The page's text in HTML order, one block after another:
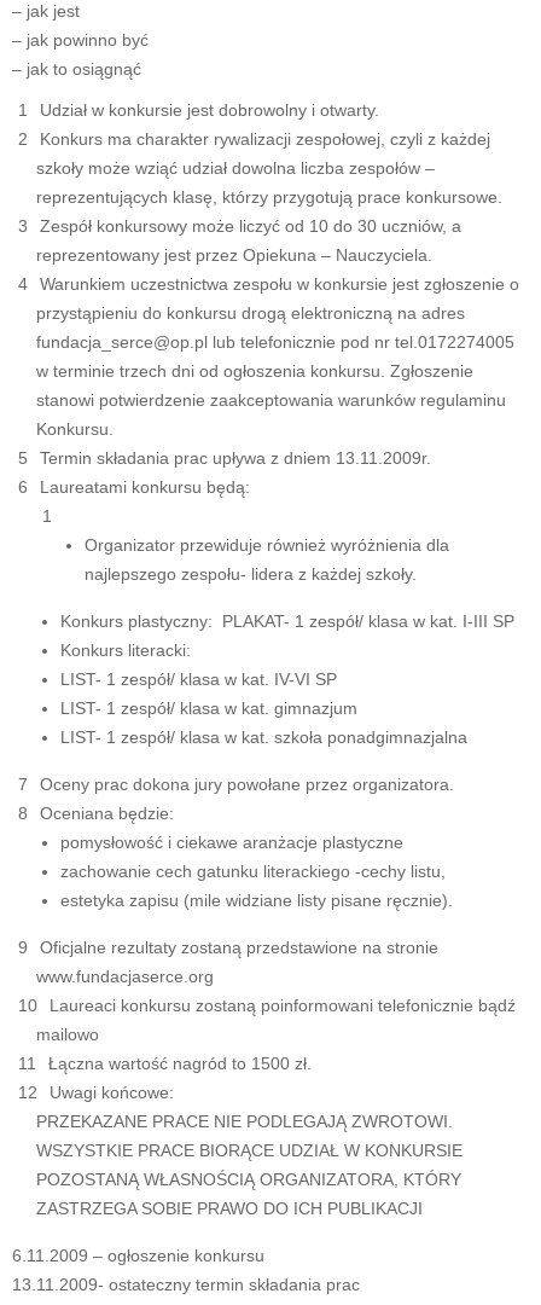
– jak jest
– jak powinno być
– jak to osiągnąć
Udział w konkursie jest dobrowolny i otwarty.
Konkurs ma charakter rywalizacji zespołowej, czyli z każdej
szkoły może wziąć udział dowolna liczba zespołów –
reprezentujących klasę, którzy przygotują prace konkursowe.
Zespół konkursowy może liczyć od 10 do 30 uczniów, a
reprezentowany jest przez Opiekuna – Nauczyciela.
Warunkiem uczestnictwa zespołu w konkursie jest zgłoszenie o
przystąpieniu do konkursu drogą elektroniczną na adres
fundacja_serce@op.pl lub telefonicznie pod nr tel.0172274005
w terminie trzech dni od ogłoszenia konkursu. Zgłoszenie
stanowi potwierdzenie zaakceptowania warunków regulaminu
Konkursu.
Termin składania prac upływa z dniem 13.11.2009r.
Laureatami konkursu będą:
Organizator przewiduje również wyróżnienia dla
najlepszego zespołu- lidera z każdej szkoły.
Konkurs plastyczny: PLAKAT- 1 zespół/ klasa w kat. I-III SP
Konkurs literacki:
LIST- 1 zespół/ klasa w kat. IV-VI SP
LIST- 1 zespół/ klasa w kat. gimnazjum
LIST- 1 zespół/ klasa w kat. szkoła ponadgimnazjalna
Oceny prac dokona jury powołane przez organizatora.
Oceniana będzie:
pomysłowość i ciekawe aranżacje plastyczne
zachowanie cech gatunku literackiego -cechy listu,
estetyka zapisu (mile widziane listy pisane ręcznie).
Oficjalne rezultaty zostaną przedstawione na stronie
www.fundacjaserce.org
Laureaci konkursu zostaną poinformowani telefonicznie bądź
mailowo
Łączna wartość nagród to 1500 zł.
Uwagi końcowe:
PRZEKAZANE PRACE NIE PODLEGAJĄ ZWROTOWI.
WSZYSTKIE PRACE BIORĄCE UDZIAŁ W KONKURSIE
POZOSTANĄ WŁASNOŚCIĄ ORGANIZATORA, KTÓRY
ZASTRZEGA SOBIE PRAWO DO ICH PUBLIKACJI
6.11.2009 – ogłoszenie konkursu
13.11.2009- ostateczny termin składania prac